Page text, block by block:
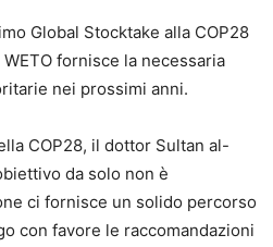
Global Stocktake alla COP28
fornisce la necessaria
nei prossimi anni.
COP28, il dottor Sultan al-
da solo non è
ci fornisce un solido percorso
con favore le raccomandazioni